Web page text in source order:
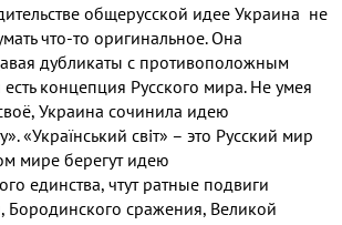
общерусской идее Украина не
что-то оригинальное.Она
дубликаты с противоположным
концепция Русского мира. Не умея
, Украина сочинила идею
.«Украïнський свiт» – это Русский мир
мире берегут идею
единства, чтут ратные подвиги
, Бородинского сражения, Великой